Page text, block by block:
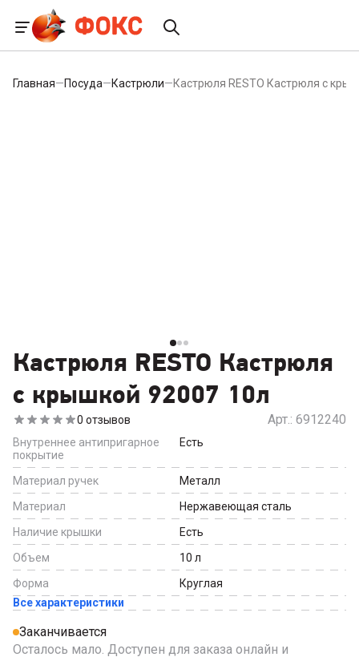
Главная—Посуда—Кастрюли—Кастрюля RESTO Кастрюля с
Кастрюля RESTO Кастрюля
с крышкой 92007 10л
0 отзывов Арт.: 6912240
Внутреннее антипригарное
покрытие
Есть
Материал ручек
Металл
Материал
Нержавеющая сталь
Наличие крышки
Есть
Объем
10 л
Форма
Круглая
Все характеристики
Заканчивается
Осталось мало. Доступен для заказа онлайн и